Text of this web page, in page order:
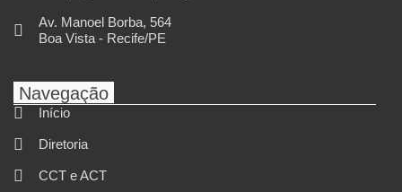
Av. Manoel Borba, 564
Boa Vista - Recife/PE
Navegação
Início
Diretoria
CCT e ACT